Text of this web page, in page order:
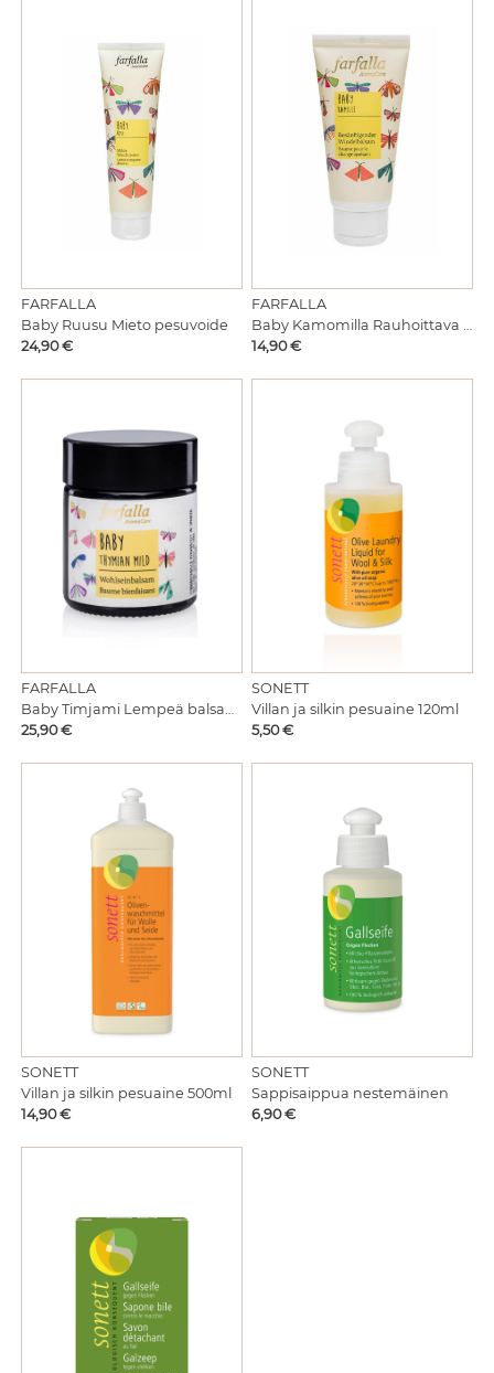
FARFALLA
Baby Ruusu Mieto pesuvoide
Hinta
24,90 €
FARFALLA
Hinta
14,90 €
FARFALLA
Hinta
25,90 €
SONETT
Villan ja silkin pesuaine 120ml
Hinta
5,50 €
SONETT
Villan ja silkin pesuaine 500ml
Hinta
14,90 €
SONETT
Sappisaippua nestemäinen
Hinta
6,90 €